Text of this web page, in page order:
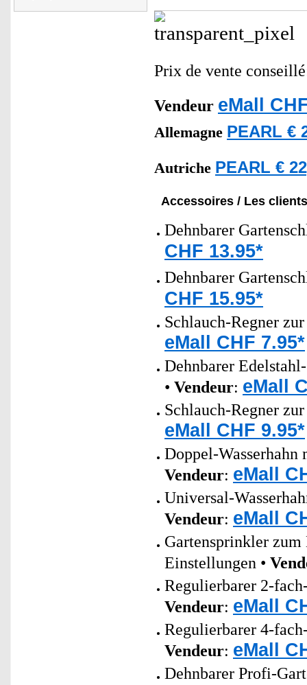
Prix de vente
Vendeur eMall
Allemagne PEARL €
Autriche PEARL €
Accessoires / Les
Dehnbarer
CHF 13.95*
Dehnbarer
CHF 15.95*
Schlauch-Regner
eMall CHF 7.95*
Dehnbarer
• Vendeur: eMall
Schlauch-Regner
eMall CHF 9.95*
Doppel-
Vendeur: eMall
Universal-
Vendeur: eMall
Gartensprinkler zum
Einstellungen •
Regulierbarer 2-
Vendeur: eMall
Regulierbarer 4-
Vendeur: eMall
Dehnbarer Profi-